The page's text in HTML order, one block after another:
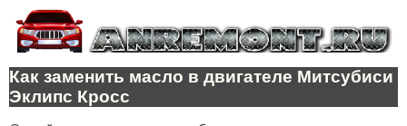
Как заменить масло в двигателе Митсубиси
Эклипс Кросс